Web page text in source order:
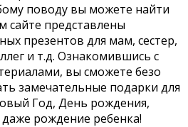
поводу вы можете найти
сайте представлены
презентов для мам, сестер,
и т.д. Ознакомившись с
вы сможете безо
замечательные подарки для
Год, День рождения,
рождение ребенка!